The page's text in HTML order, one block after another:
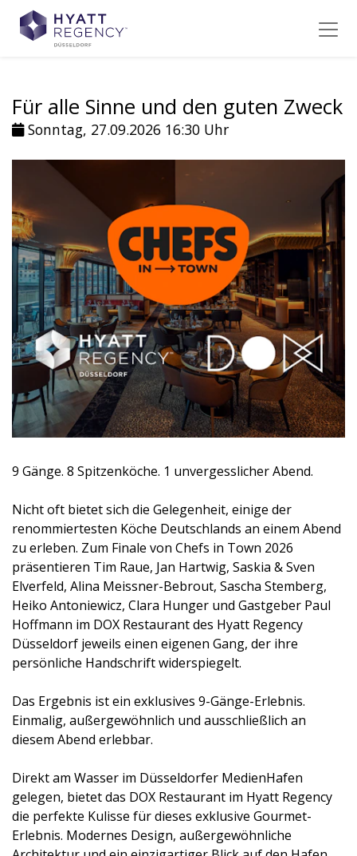
Für alle Sinne und den guten Zweck
Sonntag, 27.09.2026 16:30 Uhr
9 Gänge. 8 Spitzenköche. 1 unvergesslicher Abend.
Nicht oft bietet sich die Gelegenheit, einige der
renommiertesten Köche Deutschlands an einem Abend
zu erleben. Zum Finale von Chefs in Town 2026
präsentieren Tim Raue, Jan Hartwig, Saskia & Sven
Elverfeld, Alina Meissner-Bebrout, Sascha Stemberg,
Heiko Antoniewicz, Clara Hunger und Gastgeber Paul
Hoffmann im DOX Restaurant des Hyatt Regency
Düsseldorf jeweils einen eigenen Gang, der ihre
persönliche Handschrift widerspiegelt.
Das Ergebnis ist ein exklusives 9-Gänge-Erlebnis.
Einmalig, außergewöhnlich und ausschließlich an
diesem Abend erlebbar.
Direkt am Wasser im Düsseldorfer MedienHafen
gelegen, bietet das DOX Restaurant im Hyatt Regency
die perfekte Kulisse für dieses exklusive Gourmet-
Erlebnis. Modernes Design, außergewöhnliche